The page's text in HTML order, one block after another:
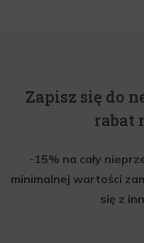
Zapisz się do
rabat
-15% na cały
minimalnej wartości
się z